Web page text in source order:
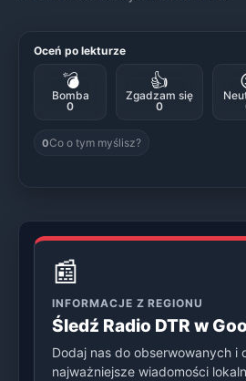
Oceń po lekturze
💣
Bomba
0
👍
Zgadzam się
0
0Co o tym myślisz?
📰
INFORMACJE Z REGIONU
Śledź Radio DTR w
Dodaj nas do obserwowanych i
najważniejsze wiadomości